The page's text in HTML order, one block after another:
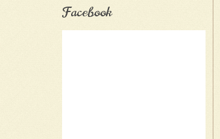
Facebook